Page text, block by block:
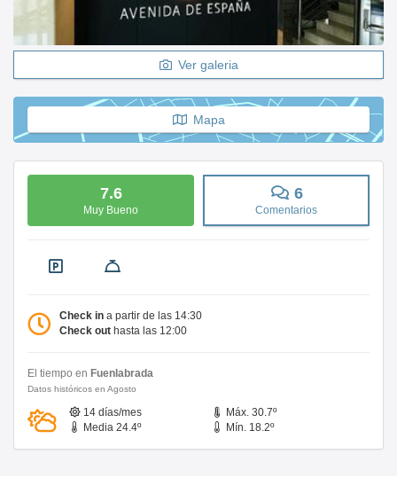
Ver galeria
Mapa
7.6
Muy Bueno
6
Comentarios
Check in a partir de las 14:30
Check out hasta las 12:00
El tiempo en Fuenlabrada
Datos históricos en Agosto
14 días/mes
Máx. 30.7º
Media 24.4º
Mín. 18.2º